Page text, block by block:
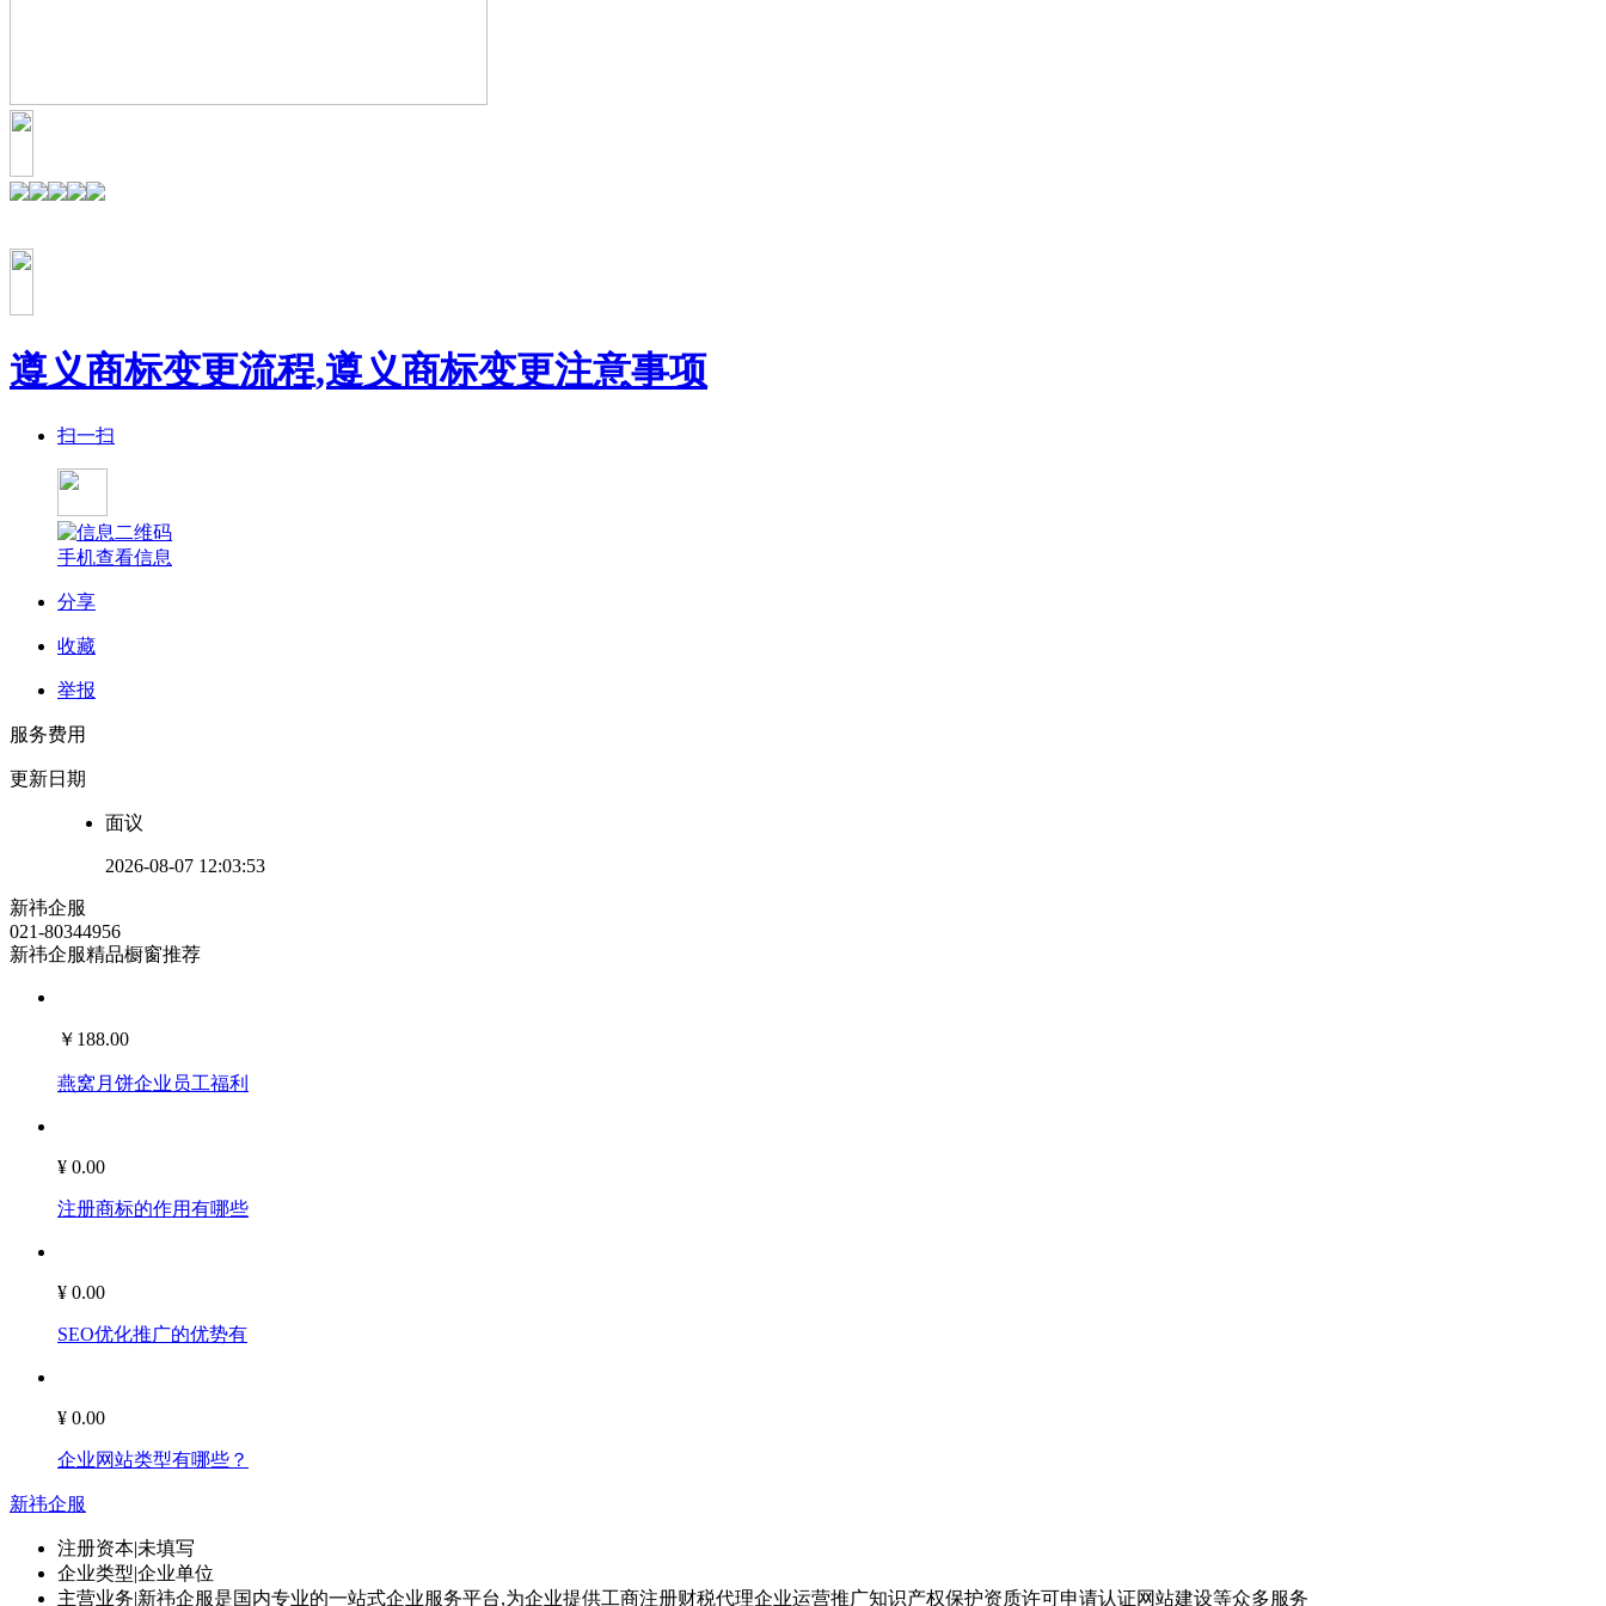
遵义商标变更流程,遵义商标变更注意事项
扫一扫
手机查看信息
分享
收藏
举报
服务费用
更新日期
面议
2026-08-07 12:03:53
新祎企服
021-80344956
新祎企服精品橱窗推荐
￥ 188.00
燕窝月饼企业员工福利
¥ 0.00
注册商标的作用有哪些
¥ 0.00
SEO优化推广的优势有
企业网站类型有哪些？
新祎企服
注册资本|未填写
企业类型|企业单位